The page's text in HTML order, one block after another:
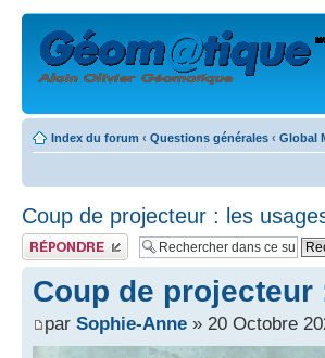
Index du forum ‹ Questions générales ‹ Global
Coup de projecteur : les
Publier une réponse
Coup de projecteur
par Sophie-Anne » 20 Octobre